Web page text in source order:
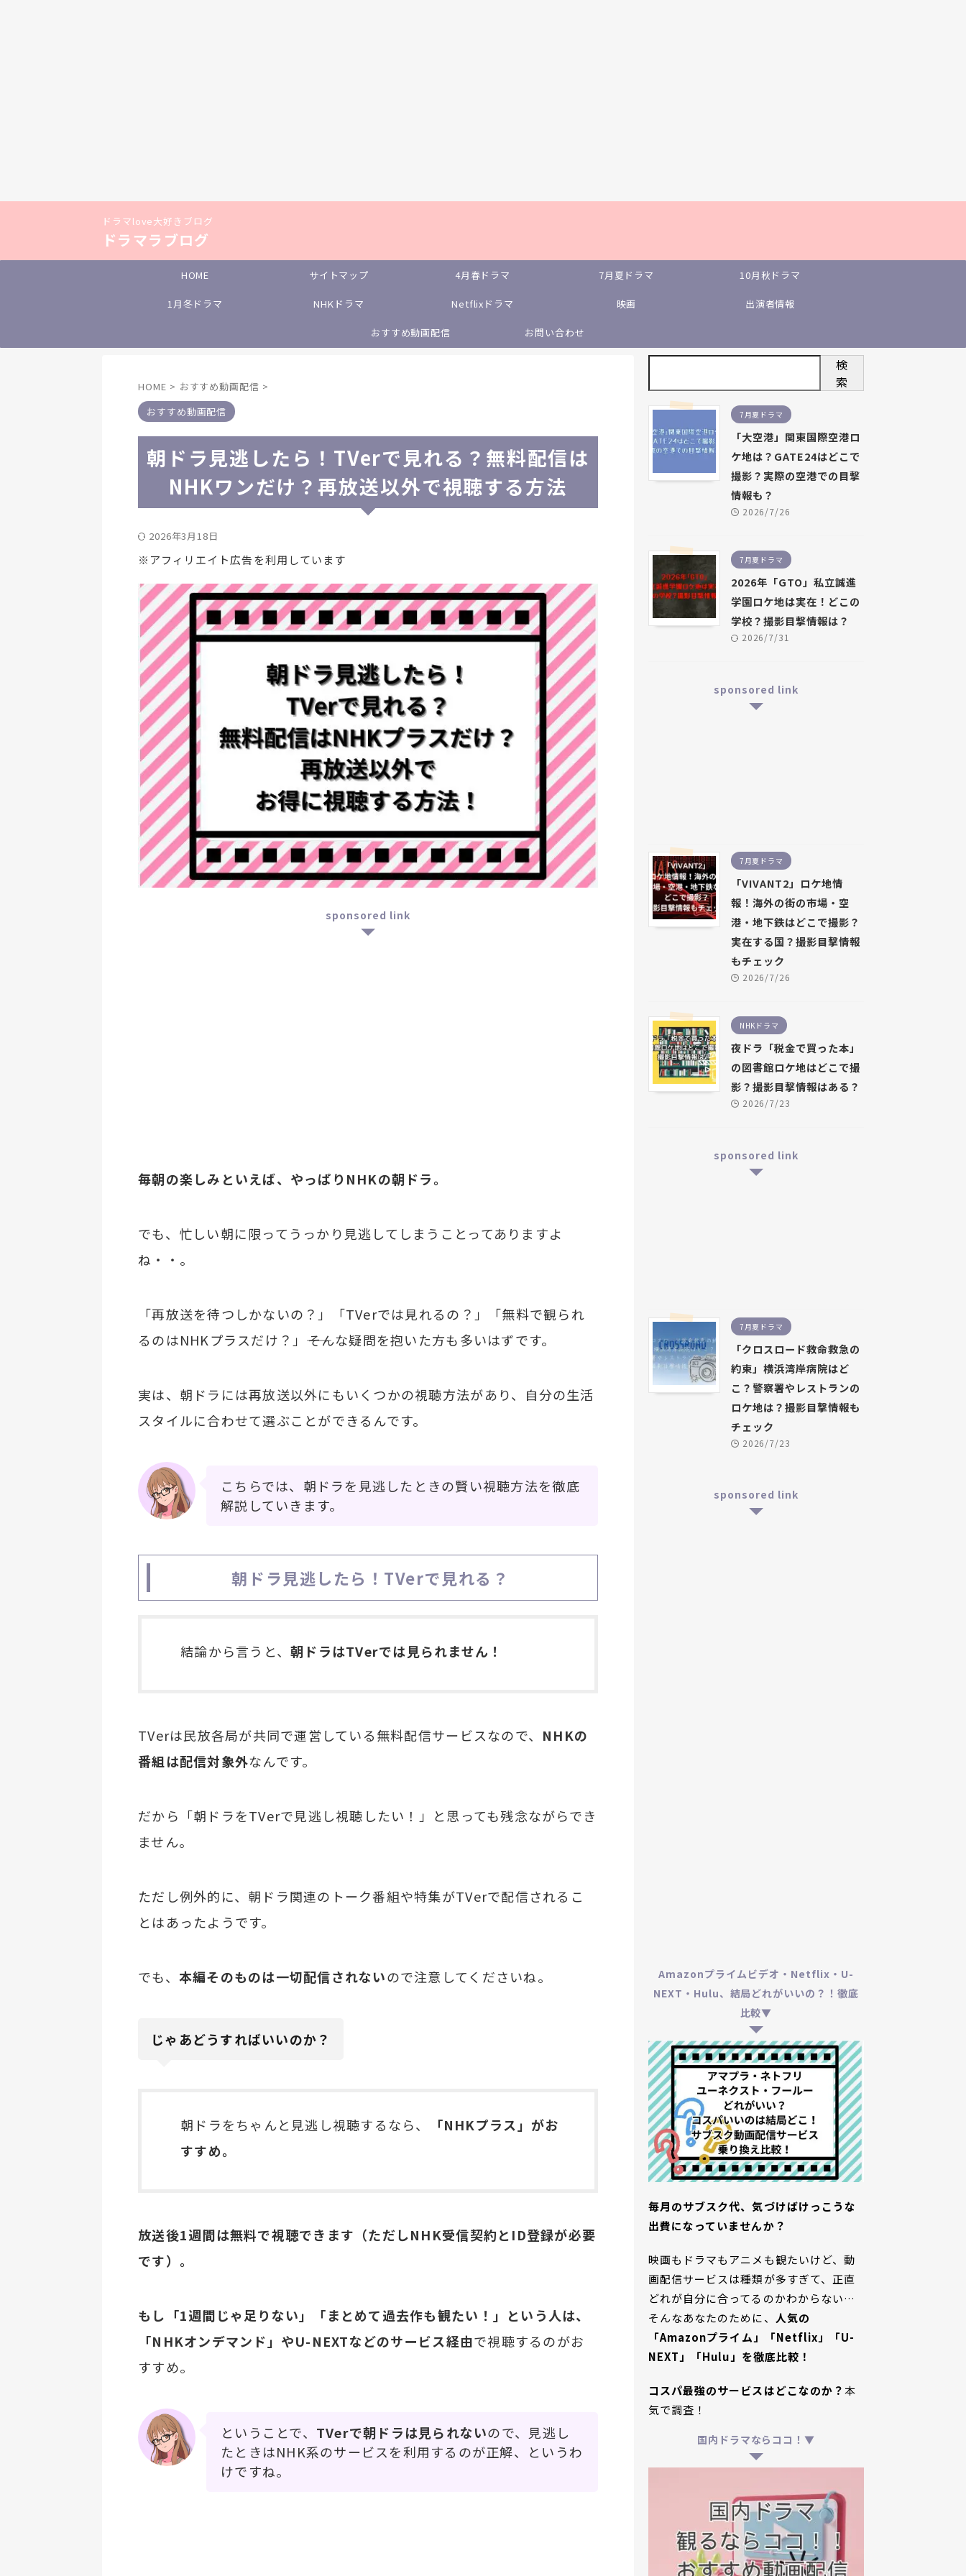
ドラマlove大好きブログ
ドラマラブログ
HOME サイトマップ 4月春ドラマ 7月夏ドラマ 10月秋ドラマ
1月冬ドラマ NHKドラマ Netflixドラマ 映画 出演者情報
おすすめ動画配信 お問い合わせ
HOME > おすすめ動画配信 >
おすすめ動画配信
朝ドラ見逃したら！TVerで見れる？無料配信は
NHKワンだけ？再放送以外で視聴する方法
2026年3月18日
※アフィリエイト広告を利用しています
sponsored link
毎朝の楽しみといえば、やっぱりNHKの朝ドラ。
でも、忙しい朝に限ってうっかり見逃してしまうことってありますよ
ね・・。
「再放送を待つしかないの？」「TVerでは見れるの？」「無料で観られ
るのはNHKプラスだけ？」――そんな疑問を抱いた方も多いはずです。
実は、朝ドラには再放送以外にもいくつかの視聴方法があり、自分の生活
スタイルに合わせて選ぶことができるんです。
こちらでは、朝ドラを見逃したときの賢い視聴方法を徹底
解説していきます。
朝ドラ見逃したら！TVerで見れる？
結論から言うと、朝ドラはTVerでは見られません！
TVerは民放各局が共同で運営している無料配信サービスなので、 NHKの
番組は配信対象外なんです。
だから「朝ドラをTVerで見逃し視聴したい！」と思っても残念ながらでき
ません。
ただし例外的に、朝ドラ関連のトーク番組や特集がTVerで配信されるこ
とはあったようです。
でも、 本編そのものは一切配信されないので注意してくださいね。
じゃあどうすればいいのか？
朝ドラをちゃんと見逃し視聴するなら、
「NHKプラス」がお
すすめ。
放送後1週間は無料で視聴できます（ただしNHK受信契約とID登録が必要
です）。
もし「1週間じゃ足りない」「まとめて過去作も観たい！」という人は、
「NHKオンデマンド」やU-NEXTなどのサービス経由で視聴するのがお
すすめ。
ということで、 TVerで朝ドラは見られないので、見逃し
たときはNHK系のサービスを利用するのが正解、というわ
けですね。
検
索
7月夏ドラマ
「大空港」関東国際空港ロ
ケ地は？GATE24はどこで
撮影？実際の空港での目撃
情報も？
2026/7/26
7月夏ドラマ
2026年「GTO」私立誠進
学園ロケ地は実在！どこの
学校？撮影目撃情報は？
2026/7/31
sponsored link
7月夏ドラマ
「VIVANT2」ロケ地情
報！海外の街の市場・空
港・地下鉄はどこで撮影？
実在する国？撮影目撃情報
もチェック
2026/7/26
NHKドラマ
夜ドラ「税金で買った本」
の図書館ロケ地はどこで撮
影？撮影目撃情報はある？
2026/7/23
sponsored link
7月夏ドラマ
「クロスロード救命救急の
約束」横浜湾岸病院はど
こ？警察署やレストランの
ロケ地は？撮影目撃情報も
チェック
2026/7/23
sponsored link
Amazonプライムビデオ・Netflix・U-
NEXT・Hulu、結局どれがいいの？！徹底
比較▼
毎月のサブスク代、気づけばけっこうな
出費になっていませんか？
映画もドラマもアニメも観たいけど、動
画配信サービスは種類が多すぎて、正直
どれが自分に合ってるのかわからない…
そんなあなたのために、 人気の
「Amazonプライム」「Netflix」「U-
NEXT」「Hulu」を徹底比較！
コスパ最強のサービスはどこなのか？本
気で調査！
国内ドラマならココ！▼